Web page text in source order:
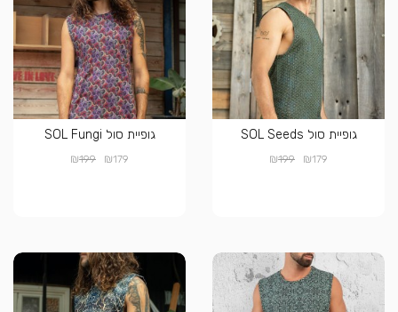
גופיית סול SOL Seeds
₪179
₪199
גופיית סול SOL Fungi
₪179
₪199